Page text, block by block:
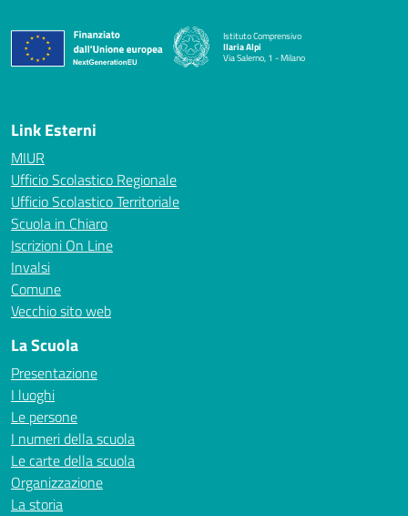
Istituto Comprensivo
Ilaria Alpi
Via Salerno, 1 - Milano
— Visita la pagina iniziale della scuola
Link Esterni
MIUR
Ufficio Scolastico Regionale
Ufficio Scolastico Territoriale
Scuola in Chiaro
Iscrizioni On Line
Invalsi
Comune
Vecchio sito web
La Scuola
Presentazione
I luoghi
Le persone
I numeri della scuola
Le carte della scuola
Organizzazione
La storia